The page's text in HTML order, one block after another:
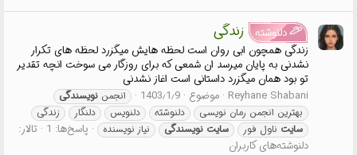
دلنوشته زندگی
زندگی همچون ابی روان است لحظه هایش میگزرد لحظه های تکرار
نشدنی به پایان میرسد ان شمعی که برای روزگار می سوخت انچه تقدیر
تو بود همان میگزرد داستانی است اغاز نشدنی
Reyhane Shabani موضوع 1403٫1٫9 انجمن نویسندگی
بهترین انجمن رمان نویسی
دلنوشته دلنویس دلنگار
زندگی
سایت ناول فور سایت نویسندگی نیاز نویسنده پاسخ‌ها: 1
تالار:
دلنوشته‌های کاربران